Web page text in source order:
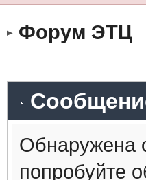
Форум ЭТЦ
Обнаружена
попробуйте